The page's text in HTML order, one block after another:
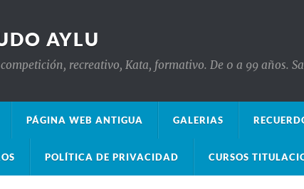
AYLU
recreativo, Kata, formativo. De 0 a 99 años.
PÁGINA WEB ANTIGUA GALERIAS
POLÍTICA DE PRIVACIDAD CURSOS